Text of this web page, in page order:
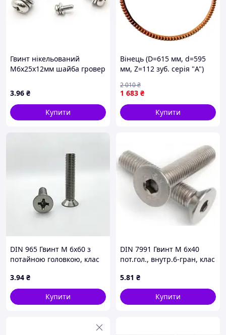
Гвинт нікельований
М6х25х12мм шайба гровер
3.96 ₴
Купити
Вінець (D=615 мм, d=595
мм, Z=112 зуб. серія "A")
1 683 ₴
2 010₴
Купити
DIN 965 Гвинт М 6х60 з
потайною головкою, клас
3.94 ₴
Купити
DIN 7991 Гвинт М 6х40
пот.гол., внутр.6-гран, клас
оцинкований
5.81 ₴
Купити